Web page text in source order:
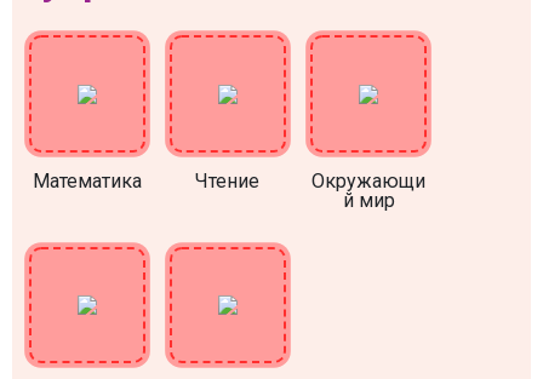
Математика Чтение
Окружающи
й мир